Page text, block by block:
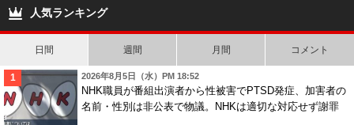
後の対応発表
人気ランキング
日間 週間 月間 コメント
2026年8月5日（水）PM 18:52
NHK職員が番組出演者から性被害でPTSD発症、加害者の
名前・性別は非公表で物議。NHKは適切な対応せず謝罪